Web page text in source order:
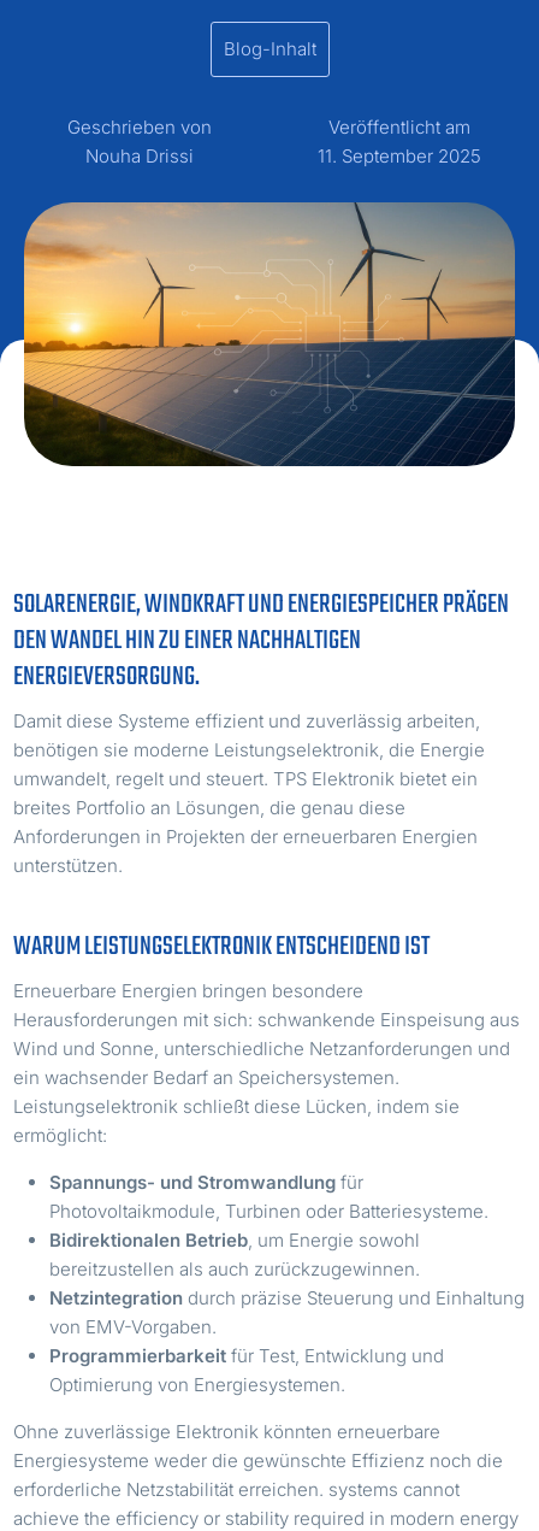
Blog-Inhalt
Geschrieben von
Nouha Drissi
Veröffentlicht am
11. September 2025
SOLARENERGIE, WINDKRAFT UND ENERGIESPEICHER PRÄGEN
DEN WANDEL HIN ZU EINER NACHHALTIGEN
ENERGIEVERSORGUNG.
Damit diese Systeme effizient und zuverlässig arbeiten,
benötigen sie moderne Leistungselektronik, die Energie
umwandelt, regelt und steuert. TPS Elektronik bietet ein
breites Portfolio an Lösungen, die genau diese
Anforderungen in Projekten der erneuerbaren Energien
unterstützen.
WARUM LEISTUNGSELEKTRONIK ENTSCHEIDEND IST
Erneuerbare Energien bringen besondere
Herausforderungen mit sich: schwankende Einspeisung aus
Wind und Sonne, unterschiedliche Netzanforderungen und
ein wachsender Bedarf an Speichersystemen.
Leistungselektronik schließt diese Lücken, indem sie
ermöglicht:
Spannungs- und Stromwandlung für
Photovoltaikmodule, Turbinen oder Batteriesysteme.
Bidirektionalen Betrieb , um Energie sowohl
bereitzustellen als auch zurückzugewinnen.
Netzintegration durch präzise Steuerung und Einhaltung
von EMV-Vorgaben.
Programmierbarkeit für Test, Entwicklung und
Optimierung von Energiesystemen.
Ohne zuverlässige Elektronik könnten erneuerbare
Energiesysteme weder die gewünschte Effizienz noch die
erforderliche Netzstabilität erreichen. systems cannot
achieve the efficiency or stability required in modern energy